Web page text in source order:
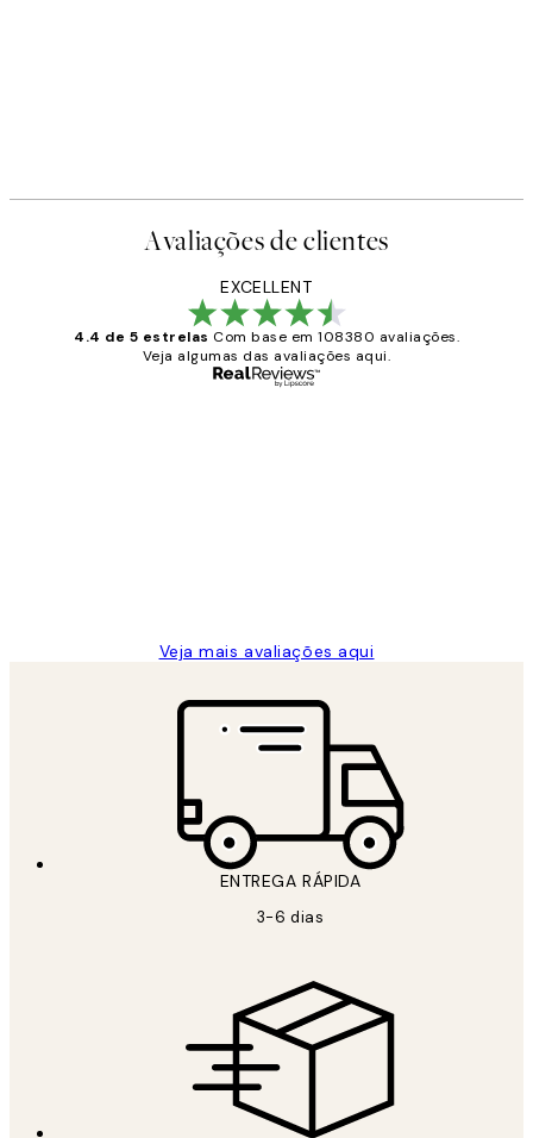
Avaliações de clientes
EXCELLENT
4.4 de 5 estrelas Com base em 108380 avaliações.
Veja algumas das avaliações aqui.
Veja mais avaliações aqui
ENTREGA RÁPIDA
3-6 dias